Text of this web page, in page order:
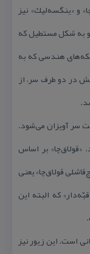
و «ینگسه‌لیك» نیز
و به شكل مستطیل كه
هندسی كه به
در دو طرف سر، از
سر آویزان می‌شود.
«قولاق‌چا» بر اساس
قولاق‌چا» یعنی
كه البته این
است. این زیور نیز